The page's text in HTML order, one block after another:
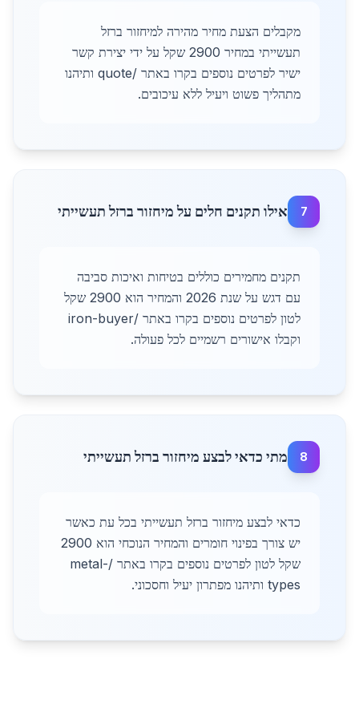
מקבלים הצעת מחיר מהירה למיחזור ברזל
תעשייתי במחיר 2900 שקל על ידי יצירת קשר
ישיר לפרטים נוספים בקרו באתר /quote ותיהנו
מתהליך פשוט ויעיל ללא עיכובים.
7 אילו תקנים חלים על מיחזור ברזל תעשייתי
תקנים מחמירים כוללים בטיחות ואיכות סביבה
עם דגש על שנת 2026 והמחיר הוא 2900 שקל
לטון לפרטים נוספים בקרו באתר /iron-buyer
וקבלו אישורים רשמיים לכל פעולה.
8 מתי כדאי לבצע מיחזור ברזל תעשייתי
כדאי לבצע מיחזור ברזל תעשייתי בכל עת כאשר
יש צורך בפינוי חומרים והמחיר הנוכחי הוא 2900
שקל לטון לפרטים נוספים בקרו באתר /metal-
types ותיהנו מפתרון יעיל וחסכוני.